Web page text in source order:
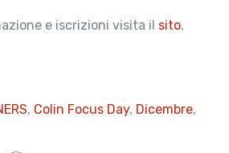
e iscrizioni visita il sito.
, Colin Focus Day, Dicembre,